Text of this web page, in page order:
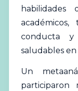
habilidades
conducta y
saludables en
Un
participaron